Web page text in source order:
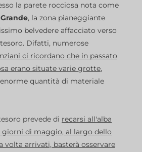
la parete rocciosa nota come
, la zona pianeggiante
belvedere affacciato verso
Difatti, numerose
ci ricordano che in passato
erano situate varie grotte,
quantità di materiale
prevede di recarsi all'alba
di maggio, al largo dello
volta arrivati, basterà osservare